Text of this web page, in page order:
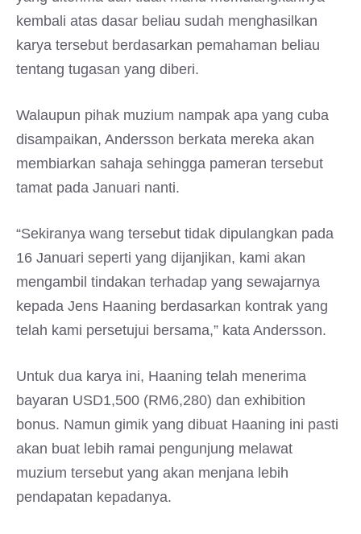
kembali atas dasar beliau sudah menghasilkan
karya tersebut berdasarkan pemahaman beliau
tentang tugasan yang diberi.
Walaupun pihak muzium nampak apa yang cuba
disampaikan, Andersson berkata mereka akan
membiarkan sahaja sehingga pameran tersebut
tamat pada Januari nanti.
“Sekiranya wang tersebut tidak dipulangkan pada
16 Januari seperti yang dijanjikan, kami akan
mengambil tindakan terhadap yang sewajarnya
kepada Jens Haaning berdasarkan kontrak yang
telah kami persetujui bersama,” kata Andersson.
Untuk dua karya ini, Haaning telah menerima
bayaran USD1,500 (RM6,280) dan exhibition
bonus. Namun gimik yang dibuat Haaning ini pasti
akan buat lebih ramai pengunjung melawat
muzium tersebut yang akan menjana lebih
pendapatan kepadanya.